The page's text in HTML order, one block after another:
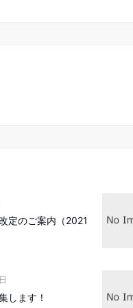
定のご案内（2021
します！